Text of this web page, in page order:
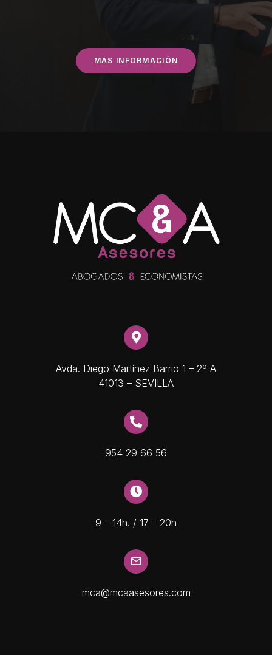
MÁS INFORMACIÓN
Avda. Diego Martínez Barrio 1 – 2º A
41013 – SEVILLA
954 29 66 56
9 – 14h. / 17 – 20h
mca@mcaasesores.com